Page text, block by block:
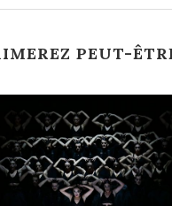
PEUT-